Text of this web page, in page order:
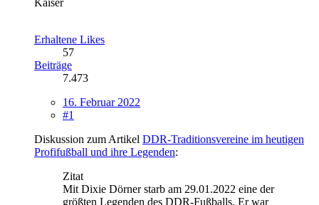
Erhaltene Likes
57
Beiträge
7.473
16. Februar 2022
#1
Diskussion zum Artikel DDR-Traditionsvereine im heutigen
Profifußball und ihre Legenden:
Zitat
Mit Dixie Dörner starb am 29.01.2022 eine der
größten Legenden des DDR-Fußballs. Er war